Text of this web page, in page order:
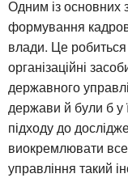
Одним із основних
формування
влади. Це
організаційні
державного
держави й були б у
підходу до
виокремлювати
управління такий